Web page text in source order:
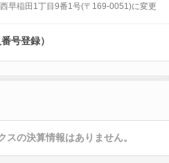
早稲田1丁目9番1号(〒169-0051)に変更
号登録）
の決算情報はありません。